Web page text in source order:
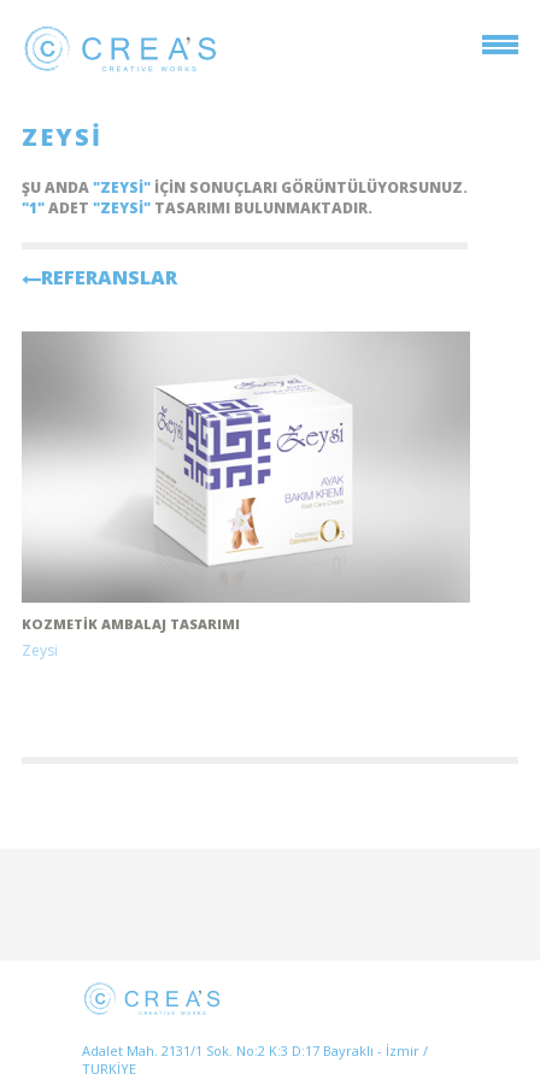
ZEYSI
ŞU ANDA"ZEYSI"IÇIN SONUÇLARI GÖRÜNTÜLÜYORSUNUZ.
"1"ADET "ZEYSI"TASARIMI BULUNMAKTADIR.
REFERANSLAR
KOZMETIK AMBALAJ TASARIMI
Zeysi
Adalet Mah. 2131/1 Sok. No:2 K:3 D:17 Bayraklı - İzmir /
TURKİYE